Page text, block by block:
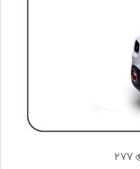
۲۷۷